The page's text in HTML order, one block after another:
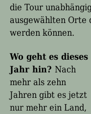
die Tour
ausgewählten Orte
werden können.
Wo geht es dieses
Jahr hin? Nach
mehr als zehn
Jahren gibt es jetzt
nur mehr ein Land,